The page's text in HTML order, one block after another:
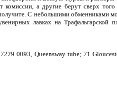
комиссии, а другие берут сверх
получите. С небольшими обменниками
лавках на Трафальгарской
0093, Queensway tube; 71